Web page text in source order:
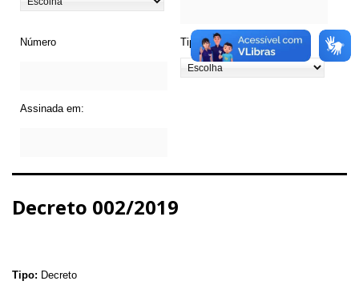
Número Tipo de Legislação
Assinada em:
Decreto 002/2019
Tipo: Decreto